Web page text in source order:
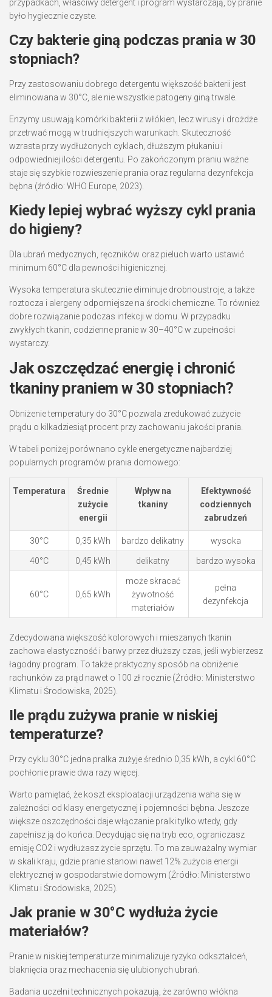
przypadkach, właściwy detergent i program wystarczają, by pranie
było hygiecznie czyste.
Czy bakterie giną podczas prania w 30
stopniach?
Przy zastosowaniu dobrego detergentu większość bakterii jest
eliminowana w 30°C, ale nie wszystkie patogeny giną trwale.
Enzymy usuwają komórki bakterii z włókien, lecz wirusy i drożdże
przetrwać mogą w trudniejszych warunkach. Skuteczność
wzrasta przy wydłużonych cyklach, dłuższym płukaniu i
odpowiedniej ilości detergentu. Po zakończonym praniu ważne
staje się szybkie rozwieszenie prania oraz regularna dezynfekcja
bębna (źródło: WHO Europe, 2023).
Kiedy lepiej wybrać wyższy cykl prania
do higieny?
Dla ubrań medycznych, ręczników oraz pieluch warto ustawić
minimum 60°C dla pewności higienicznej.
Wysoka temperatura skutecznie eliminuje drobnoustroje, a także
roztocza i alergeny odporniejsze na środki chemiczne. To również
dobre rozwiązanie podczas infekcji w domu. W przypadku
zwykłych tkanin, codzienne pranie w 30–40°C w zupełności
wystarczy.
Jak oszczędzać energię i chronić
tkaniny praniem w 30 stopniach?
Obniżenie temperatury do 30°C pozwala zredukować zużycie
prądu o kilkadziesiąt procent przy zachowaniu jakości prania.
W tabeli poniżej porównano cykle energetyczne najbardziej
popularnych programów prania domowego:
Temperatura
Średnie
zużycie
energii
Wpływ na
tkaniny
Efektywność
codziennych
zabrudzeń
30°C 0,35 kWh bardzo delikatny wysoka
40°C 0,45 kWh delikatny bardzo wysoka
60°C 0,65 kWh
może skracać
żywotność
materiałów
pełna
dezynfekcja
Zdecydowana większość kolorowych i mieszanych tkanin
zachowa elastyczność i barwy przez dłuższy czas, jeśli wybierzesz
łagodny program. To także praktyczny sposób na obniżenie
rachunków za prąd nawet o 100 zł rocznie (Źródło: Ministerstwo
Klimatu i Środowiska, 2025).
Ile prądu zużywa pranie w niskiej
temperaturze?
Przy cyklu 30°C jedna pralka zużyje średnio 0,35 kWh, a cykl 60°C
pochłonie prawie dwa razy więcej.
Warto pamiętać, że koszt eksploatacji urządzenia waha się w
zależności od klasy energetycznej i pojemności bębna. Jeszcze
większe oszczędności daje włączanie pralki tylko wtedy, gdy
zapełnisz ją do końca. Decydując się na tryb eco, ograniczasz
emisję CO2 i wydłużasz życie sprzętu. To ma zauważalny wymiar
w skali kraju, gdzie pranie stanowi nawet 12% zużycia energii
elektrycznej w gospodarstwie domowym (Źródło: Ministerstwo
Klimatu i Środowiska, 2025).
Jak pranie w 30°C wydłuża życie
materiałów?
Pranie w niskiej temperaturze minimalizuje ryzyko odkształceń,
blaknięcia oraz mechacenia się ulubionych ubrań.
Badania uczelni technicznych pokazują, że zarówno włókna